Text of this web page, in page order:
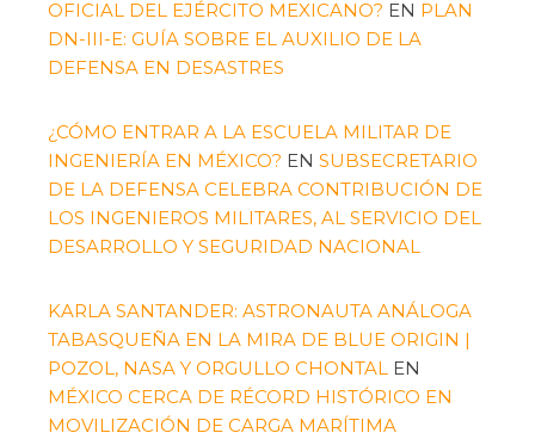
OFICIAL DEL EJÉRCITO MEXICANO? EN PLAN
DN-III-E: GUÍA SOBRE EL AUXILIO DE LA
DEFENSA EN DESASTRES
¿CÓMO ENTRAR A LA ESCUELA MILITAR DE
INGENIERÍA EN MÉXICO? EN SUBSECRETARIO
DE LA DEFENSA CELEBRA CONTRIBUCIÓN DE
LOS INGENIEROS MILITARES, AL SERVICIO DEL
DESARROLLO Y SEGURIDAD NACIONAL
KARLA SANTANDER: ASTRONAUTA ANÁLOGA
TABASQUEÑA EN LA MIRA DE BLUE ORIGIN |
POZOL, NASA Y ORGULLO CHONTAL EN
MÉXICO CERCA DE RÉCORD HISTÓRICO EN
MOVILIZACIÓN DE CARGA MARÍTIMA